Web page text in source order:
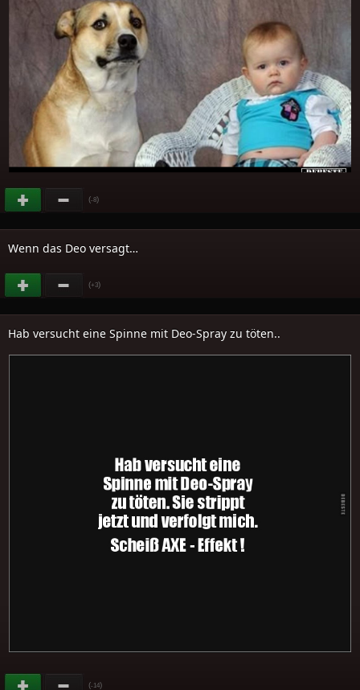
(-8)
Wenn das Deo versagt…
(+3)
Hab versucht eine Spinne mit Deo-Spray zu töten..
(-14)